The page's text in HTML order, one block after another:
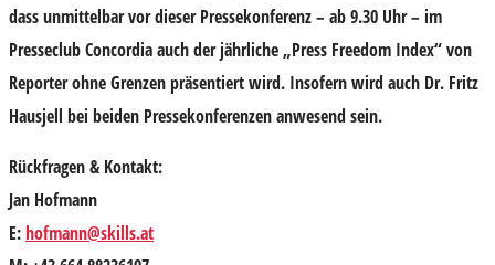
dass unmittelbar vor dieser Pressekonferenz – ab 9.30 Uhr – im
Presseclub Concordia auch der jährliche „Press Freedom Index“ von
Reporter ohne Grenzen präsentiert wird. Insofern wird auch Dr. Fritz
Hausjell bei beiden Pressekonferenzen anwesend sein.
Rückfragen & Kontakt:
Jan Hofmann
E:hofmann@skills.at